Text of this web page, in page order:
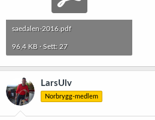
saedalen-2016.pdf
96,4 KB · Sett: 27
LarsUlv
Norbrygg-medlem